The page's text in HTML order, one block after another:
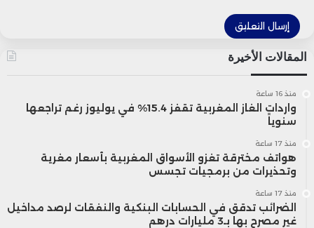
المقالات الأخيرة
منذ 16 ساعة
واردات الغاز المغربية تقفز 15.4% في يوليوز رغم تراجعها
سنوياً
منذ 17 ساعة
هواتف مخترقة تغزو الأسواق المغربية بأسعار مغرية
وتحذيرات من برمجيات تجسس
منذ 17 ساعة
الضرائب تدقق في الحسابات البنكية والنفقات لرصد مداخيل
غير مصرح بها بـ3 مليارات درهم